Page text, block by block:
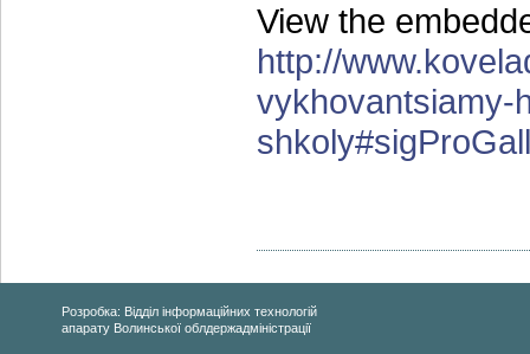
View the
http://
vykhovantsiamy-
Розробка: Відділ інформаційних технологій
апарату Волинської облдержадміністрації